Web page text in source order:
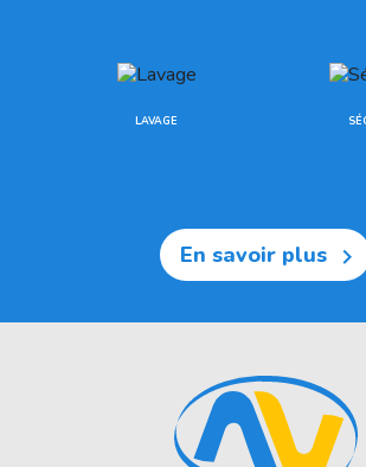
LAVAGE
En savoir plus 